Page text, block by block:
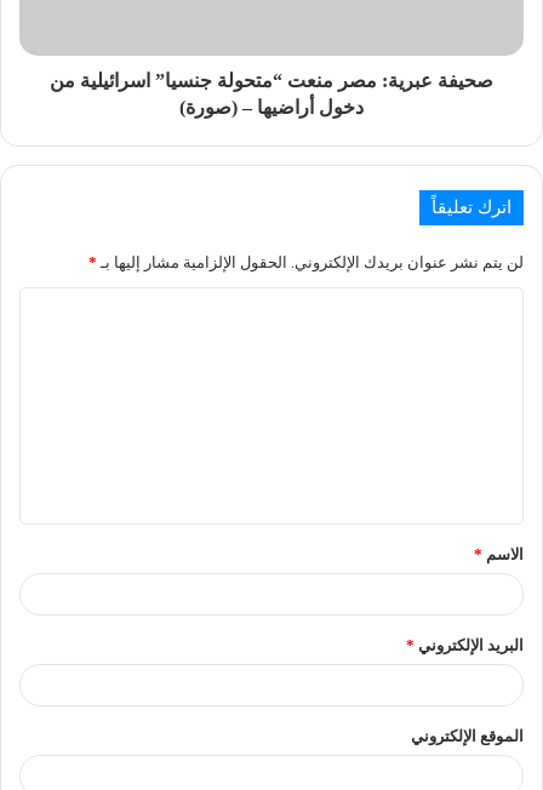
صحيفة عبرية: مصر منعت “متحولة جنسيا” اسرائيلية من
دخول أراضيها – (صورة)
اترك تعليقاً
لن يتم نشر عنوان بريدك الإلكتروني. الحقول الإلزامية مشار إليها بـ *
الاسم *
البريد الإلكتروني *
الموقع الإلكتروني